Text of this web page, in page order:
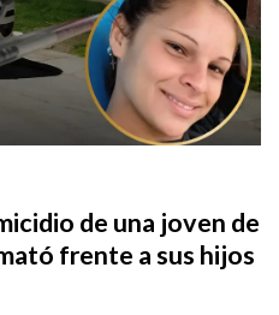
de una joven de
frente a sus hijos